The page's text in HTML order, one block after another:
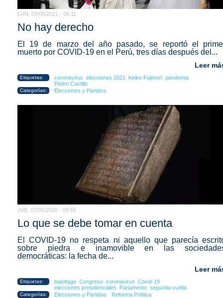
LUN, 03/05/2021 - 06:11
No hay derecho
El 19 de marzo del año pasado, se reportó el
muerto por COVID-19 en el Perú, tres días después del...
Leer
Etiquetas: coronavirus elecciones 2021 Keiko Fujimori pandemia
Pedro Castillo
Categorías: Elecciones y Partidos
JUE, 07/05/2020 - 09:55
Lo que se debe tomar en cuenta
El COVID-19 no respeta ni aquello que parecía
sobre piedra e inamovible en las
democráticas: la fecha de...
Leer
Etiquetas: balottage Congreso coronavirus Covid-19
elecciones presidenciales
Parlamento segunda vuelta
Categorías: Elecciones y Partidos Reforma Política